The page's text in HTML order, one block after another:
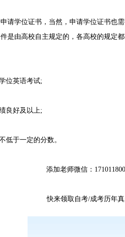
学位证书，当然，申请学位证书也需
是由高校自主规定的，各高校的规定
位英语考试;
良好及以上;
于一定的分数。
添加老师微信：
快来领取自考/成考历年